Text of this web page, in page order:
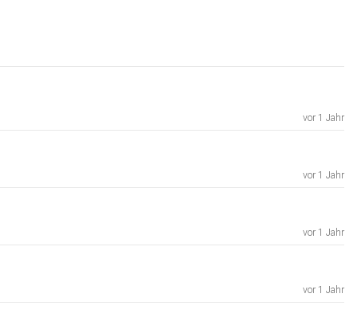
vor 1 Jahr
vor 1 Jahr
vor 1 Jahr
vor 1 Jahr